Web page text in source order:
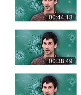
00:44:13
00:38:49